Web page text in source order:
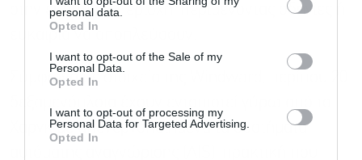
personal data.
Opted In
I want to opt-out of the Sale of my
Personal Data.
Opted In
I want to opt-out of processing my
Personal Data for Targeted Advertising.
Opted In
στην ευρύτερη περιοχή, περιμένοντας οδηγίες ή
ευκαιρία να αποπλεύσουν.
Σύμφωνα με στοιχεία της Windward, περίπου 20
Χαργκ με απενεργοποιημένα τα συστήματα
και την πολιτική απορρήτου